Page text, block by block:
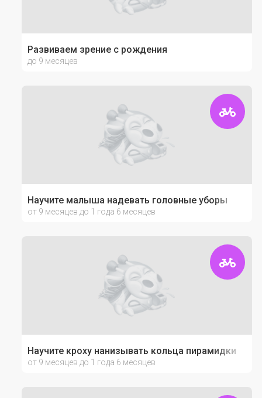
Развиваем зрение с рождения
до 9 месяцев
Научите малыша надевать головные уборы
от 9 месяцев до 1 года 6 месяцев
Научите кроху нанизывать кольца пирамидки
от 9 месяцев до 1 года 6 месяцев